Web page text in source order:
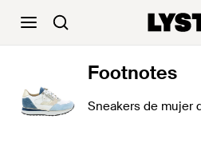
Footnotes
Sneakers de mujer